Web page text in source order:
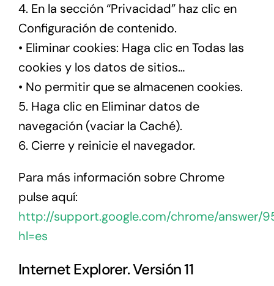
4. En la sección “Privacidad” haz clic en
Configuración de contenido.
• Eliminar cookies: Haga clic en Todas las
cookies y los datos de sitios…
• No permitir que se almacenen cookies.
5. Haga clic en Eliminar datos de
navegación (vaciar la Caché).
6. Cierre y reinicie el navegador.
Para más información sobre Chrome
pulse aquí:
http://support.google.com/chrome/answer/
hl=es
Internet Explorer. Versión 11